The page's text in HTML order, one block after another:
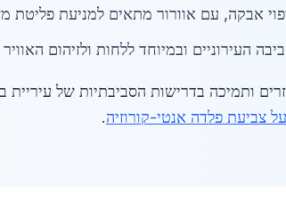
אבקה, עם אוורור מתאים למניעת פליטת
העירוניים ובמיוחד ללחות ולזיהום האוויר
ותמיכה בדרישות הסביבתיות של
צביעת פלדה אנטי-קורוזיה.